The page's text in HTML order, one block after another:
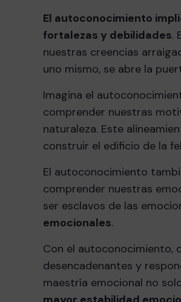
El autoconocimiento
fortalezas y debilidades.
nuestras creencias
uno mismo, se abre la
Imagina el
comprender nuestras
naturaleza. Este
construir el edificio de la
El autoconocimiento
comprender nuestras
ser esclavos de las
emocionales.
Con el autoconocimiento,
desencadenantes y
maestría emocional no